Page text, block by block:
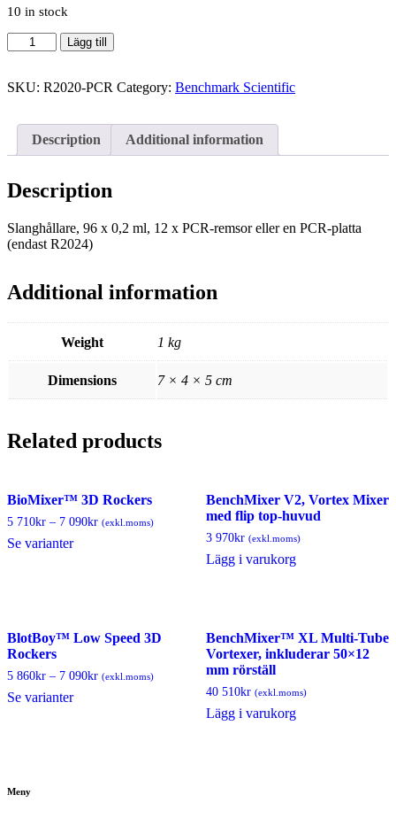
10 in stock
Slanghållare,
96
0,2
PCR-
eller
en
platta
(endast
Lägg till
SKU: R2020-PCR Category: Benchmark Scientific
Description Additional information
Description
Slanghållare, 96 x 0,2 ml, 12 x PCR-remsor eller en PCR-platta
(endast R2024)
Additional information
Weight 1 kg
Dimensions 7 × 4 × 5 cm
Related products
BioMixer™ 3D Rockers
5 710kr – 7 090kr (exkl.moms)
Se varianter
BenchMixer V2, Vortex Mixer
med flip top-huvud
3 970kr (exkl.moms)
Lägg i varukorg
BlotBoy™ Low Speed ​​3D
Rockers
5 860kr – 7 090kr (exkl.moms)
Se varianter
BenchMixer™ XL Multi-Tube
Vortexer, inkluderar 50×12
mm rörställ
40 510kr (exkl.moms)
Lägg i varukorg
Meny